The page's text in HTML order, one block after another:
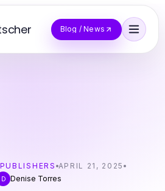
Blog / News
APRIL 21, 2025
D Denise Torres